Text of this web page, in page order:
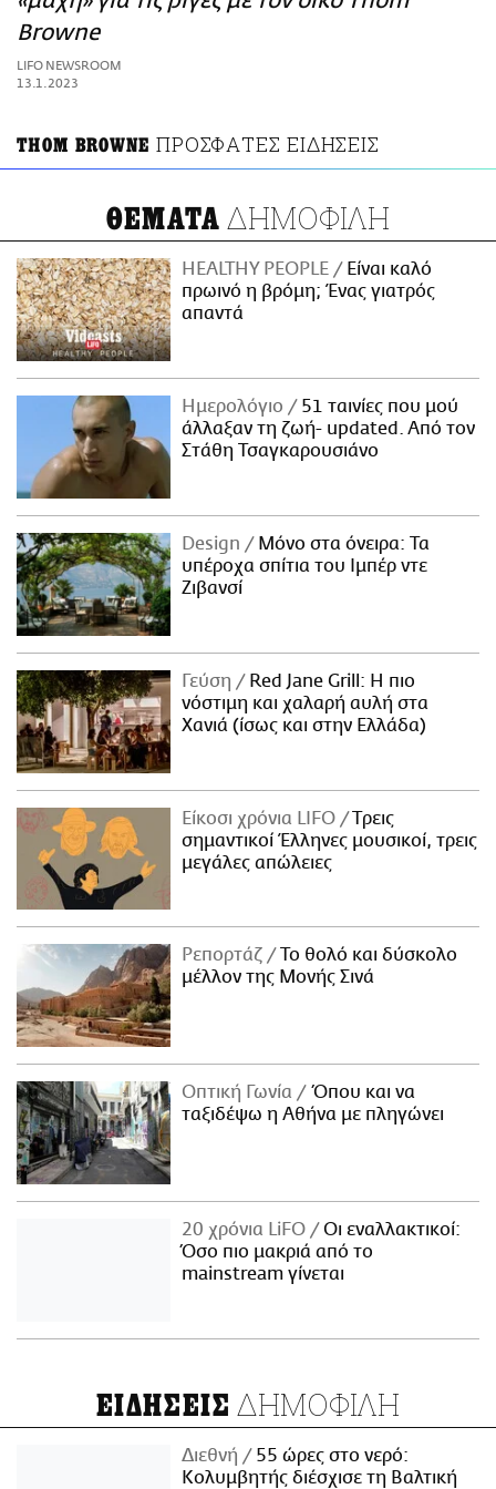
ΑΜΠΑ
PRINT
Browne
LIFO NEWSROOM
13.1.2023
THOM BROWNE ΠΡΟΣΦΑΤΕΣ ΕΙΔΗΣΕΙΣ
ΘΕΜΑΤΑ ΔΗΜΟΦΙΛΗ
HEALTHY PEOPLE
Είναι καλό
πρωινό η βρόμη; Ένας γιατρός
απαντά
Ημερολόγιο
51 ταινίες που μού
άλλαξαν τη ζωή- updated. Aπό τον
Στάθη Τσαγκαρουσιάνο
Design
Μόνο στα όνειρα: Τα
υπέροχα σπίτια του Ιμπέρ ντε
Ζιβανσί
Γεύση
Red Jane Grill: Η πιο
νόστιμη και χαλαρή αυλή στα
Χανιά (ίσως και στην Ελλάδα)
Είκοσι χρόνια LIFO
Tρεις
σημαντικοί Έλληνες μουσικοί, τρεις
μεγάλες απώλειες
Ρεπορτάζ
Το θολό και δύσκολο
μέλλον της Μονής Σινά
Οπτική Γωνία
Όπου και να
ταξιδέψω η Αθήνα με πληγώνει
20 χρόνια LiFO
Οι εναλλακτικοί:
Όσο πιο μακριά από το
mainstream γίνεται
ΕΙΔΗΣΕΙΣ ΔΗΜΟΦΙΛΗ
Διεθνή
55 ώρες στο νερό:
Κολυμβητής διέσχισε τη Βαλτική